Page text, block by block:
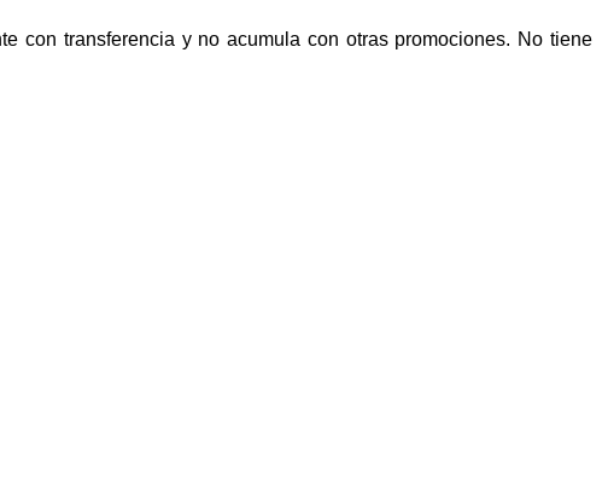
con transferencia y no acumula con otras promociones. No tiene